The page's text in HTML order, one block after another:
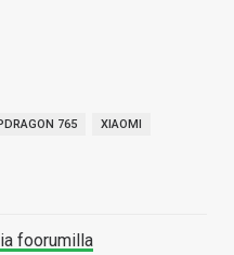
765 XIAOMI
foorumilla